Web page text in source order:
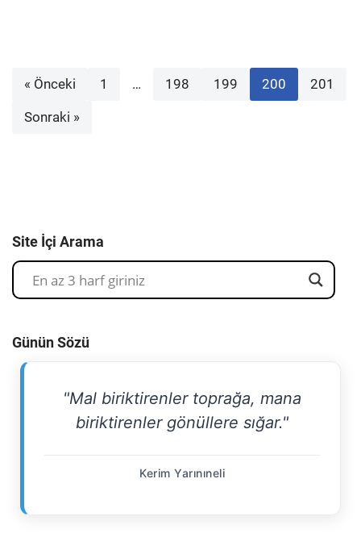
« Önceki 1 … 198 199 200 201
Sonraki »
Site İçi Arama
Günün Sözü
"Mal biriktirenler toprağa, mana
biriktirenler gönüllere sığar."
Kerim Yarınıneli